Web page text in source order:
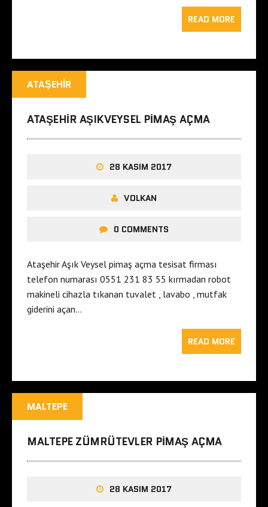
READ MORE
ATAŞEHIR
ATAŞEHIR AŞIKVEYSEL PIMAŞ AÇMA
28 KASIM 2017
VOLKAN
0 COMMENTS
Ataşehir Aşık Veysel pimaş açma tesisat firması
telefon numarası 0551 231 83 55 kırmadan robot
makineli cihazla tıkanan tuvalet , lavabo , mutfak
giderini açan…
READ MORE
MALTEPE
MALTEPE ZÜMRÜTEVLER PIMAŞ AÇMA
28 KASIM 2017